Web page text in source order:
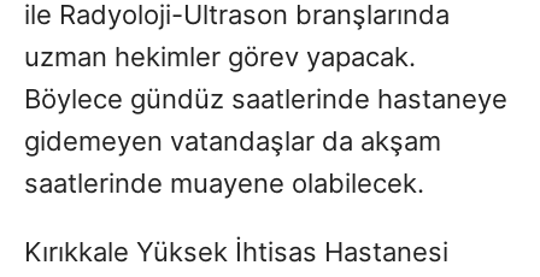
ile Radyoloji-Ultrason branşlarında
uzman hekimler görev yapacak.
Böylece gündüz saatlerinde hastaneye
gidemeyen vatandaşlar da akşam
saatlerinde muayene olabilecek.
Kırıkkale Yüksek İhtisas Hastanesi